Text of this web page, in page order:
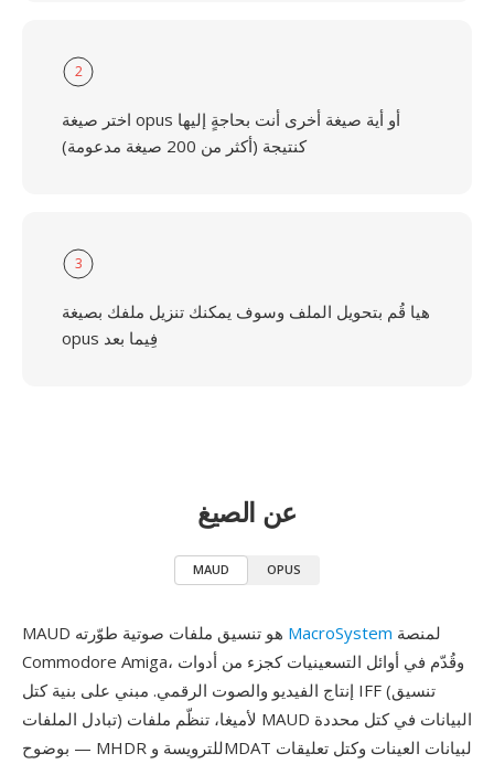
2
اختر صيغة opus أو أية صيغة أخرى أنت بحاجةٍ إليها
كنتيجة (أكثر من 200 صيغة مدعومة)
3
هيا قُم بتحويل الملف وسوف يمكنك تنزيل ملفك بصيغة
opus فِيما بعد
عن الصيغ
MAUD OPUS
MacroSystem
Commodore Amiga، وقُدّم في أوائل التسعينيات كجزء من أدوات
إنتاج الفيديو والصوت الرقمي. مبني على بنية كتل IFF (تنسيق
تبادل الملفات) لأميغا، تنظّم ملفات MAUD البيانات في كتل محددة
بوضوح — MHDR للترويسة وMDAT لبيانات العينات وكتل تعليقات